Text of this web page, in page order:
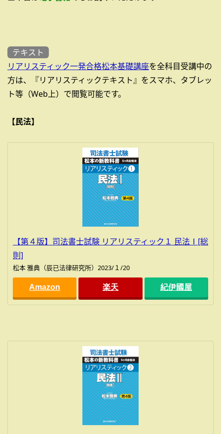
テキスト
リアリスティック一発合格松本基礎講座を全科目受講中の
方は、『リアリスティックテキスト』をスマホ、タブレッ
ト等（Web上）で閲覧可能です。
【民法】
【第４版】司法書士試験 リアリスティック１ 民法Ⅰ[総
則]
松本 雅典（辰已法律研究所）2023/１/20
Amazon 楽天 紀伊國屋